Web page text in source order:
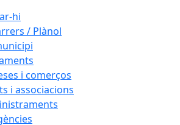
hi
/ Plànol
i comerços
i associacions